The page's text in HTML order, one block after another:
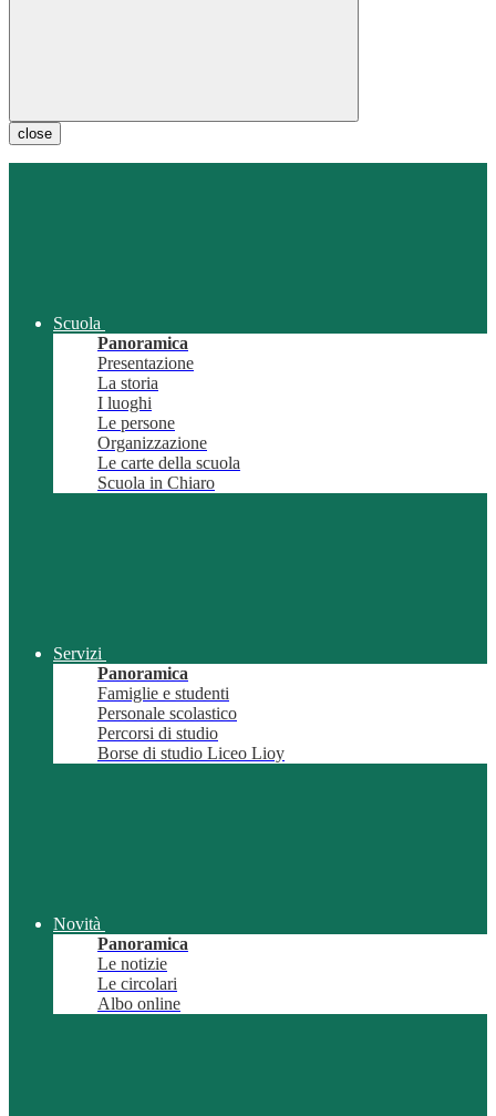
close
Scuola
Panoramica
Presentazione
La storia
I luoghi
Le persone
Organizzazione
Le carte della scuola
Scuola in Chiaro
Servizi
Panoramica
Famiglie e studenti
Personale scolastico
Percorsi di studio
Borse di studio Liceo Lioy
Novità
Panoramica
Le notizie
Le circolari
Albo online